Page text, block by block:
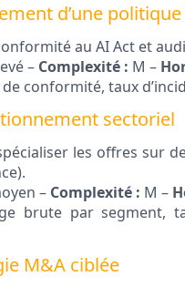
d’une
au AI Act et
– Complexité : M –
conformité, taux
sectoriel
les offres sur
– Complexité : M –
brute par segment,
M&A ciblée